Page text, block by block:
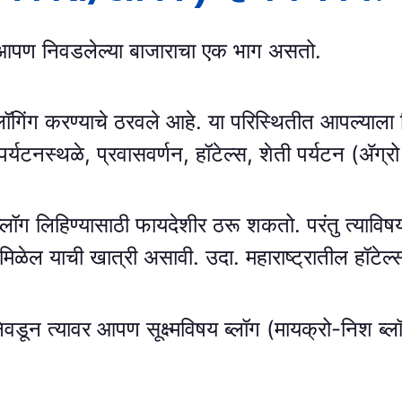
निवडलेल्या बाजाराचा एक भाग असतो.
करण्याचे ठरवले आहे. या परिस्थितीत आपल्याला
प्रवासवर्णन, हॉटेल्स, शेती पर्यटन
लिहिण्यासाठी फायदेशीर ठरू शकतो. परंतु
याची खात्री असावी. उदा. महाराष्ट्रातील
त्यावर आपण सूक्ष्मविषय ब्लॉग (मायक्रो-निश